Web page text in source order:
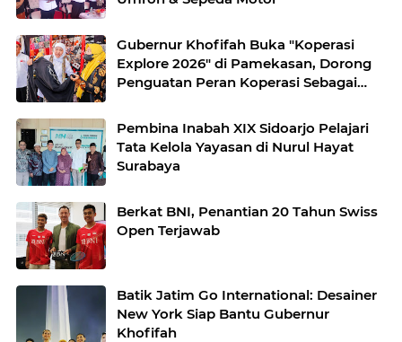
Gubernur Khofifah Buka "Koperasi
Explore 2026" di Pamekasan, Dorong
Penguatan Peran Koperasi Sebagai
Sekaligus Perluas Akses Promosi
Pelaku UMKM
Pembina Inabah XIX Sidoarjo Pelajari
Tata Kelola Yayasan di Nurul Hayat
Surabaya
Berkat BNI, Penantian 20 Tahun Swiss
Open Terjawab
Batik Jatim Go International: Desainer
New York Siap Bantu Gubernur
Khofifah